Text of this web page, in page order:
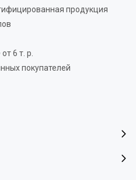
продукция
6 т. р.
покупателей